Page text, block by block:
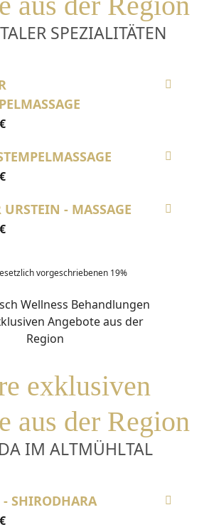
SPEZIALITÄTEN
- MASSAGE
vorgeschriebenen 19%
exklusiven
aus der Region
IM ALTMÜHLTAL
- SHIRODHARA